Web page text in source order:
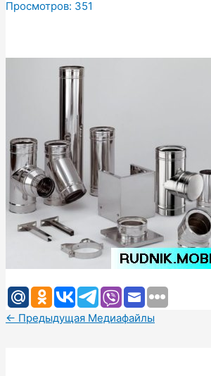
Просмотров: 351
← Предыдущая Медиафайлы